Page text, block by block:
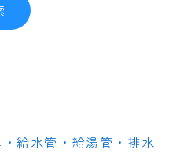
給水管・給湯管・排水